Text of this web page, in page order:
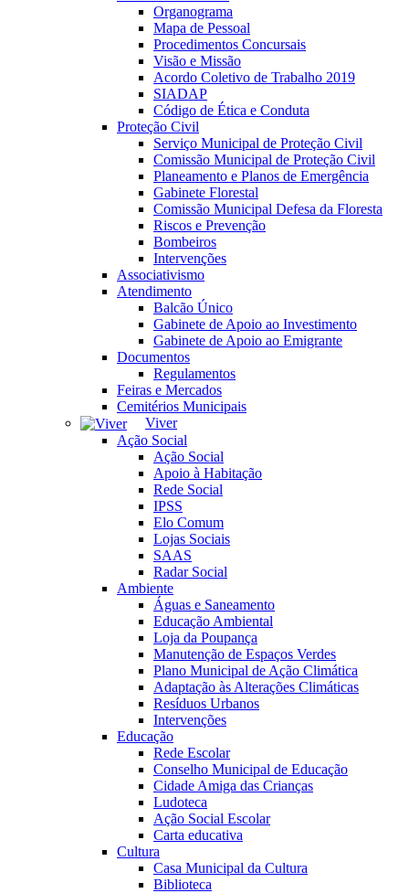
Organograma
Mapa de Pessoal
Procedimentos Concursais
Visão e Missão
Acordo Coletivo de Trabalho 2019
SIADAP
Código de Ética e Conduta
Proteção Civil
Serviço Municipal de Proteção Civil
Comissão Municipal de Proteção Civil
Planeamento e Planos de Emergência
Gabinete Florestal
Comissão Municipal Defesa da Floresta
Riscos e Prevenção
Bombeiros
Intervenções
Associativismo
Atendimento
Balcão Único
Gabinete de Apoio ao Investimento
Gabinete de Apoio ao Emigrante
Documentos
Regulamentos
Feiras e Mercados
Cemitérios Municipais
Viver
Ação Social
Ação Social
Apoio à Habitação
Rede Social
IPSS
Elo Comum
Lojas Sociais
SAAS
Radar Social
Ambiente
Águas e Saneamento
Educação Ambiental
Loja da Poupança
Manutenção de Espaços Verdes
Plano Municipal de Ação Climática
Adaptação às Alterações Climáticas
Resíduos Urbanos
Intervenções
Educação
Rede Escolar
Conselho Municipal de Educação
Cidade Amiga das Crianças
Ludoteca
Ação Social Escolar
Carta educativa
Cultura
Casa Municipal da Cultura
Biblioteca